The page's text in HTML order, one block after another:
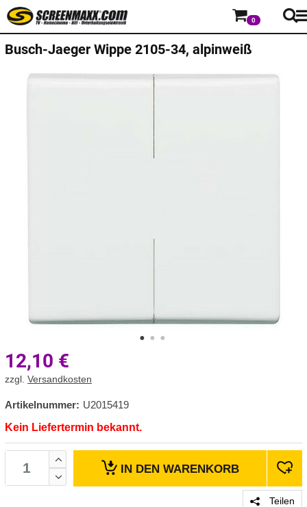
0
Busch-Jaeger Wippe 2105-34, alpinweiß
12,10 €
zzgl. Versandkosten
Artikelnummer: U2015419
Kein Liefertermin bekannt.
IN DEN WARENKORB
Teilen